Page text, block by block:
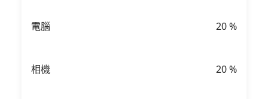
電腦 20%
相機 20%